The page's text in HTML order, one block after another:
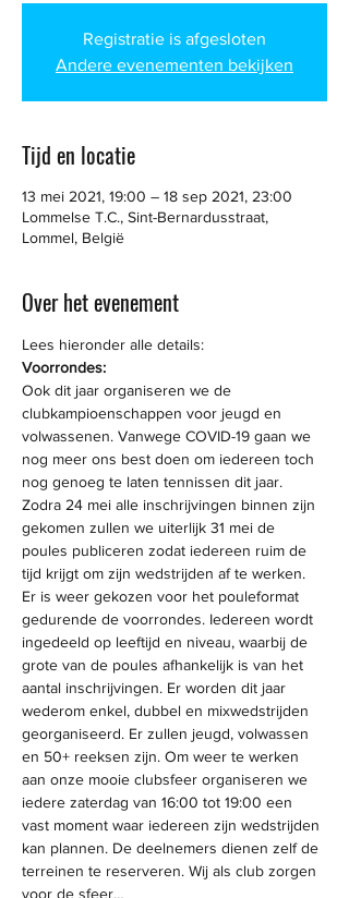
Registratie is afgesloten
Andere evenementen bekijken
Tijd en locatie
13 mei 2021, 19:00 – 18 sep 2021, 23:00
Lommelse T.C., Sint-Bernardusstraat,
Lommel, België
Over het evenement
Lees hieronder alle details:
Voorrondes:
Ook dit jaar organiseren we de
clubkampioenschappen voor jeugd en
volwassenen. Vanwege COVID-19 gaan we
nog meer ons best doen om iedereen toch
nog genoeg te laten tennissen dit jaar.
Zodra 24 mei alle inschrijvingen binnen zijn
gekomen zullen we uiterlijk 31 mei de
poules publiceren zodat iedereen ruim de
tijd krijgt om zijn wedstrijden af te werken.
Er is weer gekozen voor het pouleformat
gedurende de voorrondes. Iedereen wordt
ingedeeld op leeftijd en niveau, waarbij de
grote van de poules afhankelijk is van het
aantal inschrijvingen. Er worden dit jaar
wederom enkel, dubbel en mixwedstrijden
georganiseerd. Er zullen jeugd, volwassen
en 50+ reeksen zijn. Om weer te werken
aan onze mooie clubsfeer organiseren we
iedere zaterdag van 16:00 tot 19:00 een
vast moment waar iedereen zijn wedstrijden
kan plannen. De deelnemers dienen zelf de
terreinen te reserveren. Wij als club zorgen
voor de sfeer…